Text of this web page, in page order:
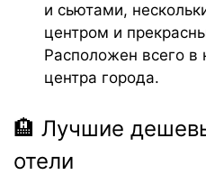
и сьютами,
центром и
Расположен всего в
центра города.
🏨 Лучшие
отели